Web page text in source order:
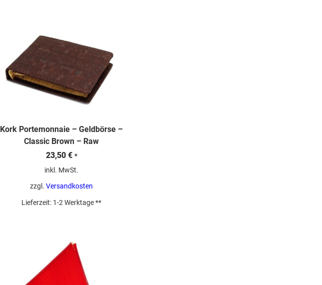
Kork Portemonnaie – Geldbörse –
Classic Brown – Raw
23,50 € *
inkl. MwSt.
zzgl.Versandkosten
Lieferzeit: 1-2 Werktage **